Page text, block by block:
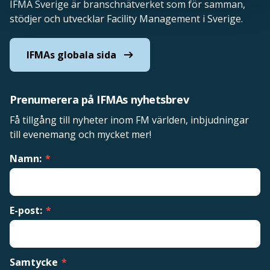
IFMA Sverige är branschnätverket som för samman,
stödjer och utvecklar Facility Management i Sverige.
IFMAs globala sida
Prenumerera på IFMAs nyhetsbrev
Få tillgång till nyheter inom FM världen, inbjudningar
till evenemang och mycket mer!
Namn: *
E-post: *
Samtycke *